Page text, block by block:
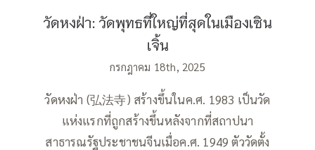
วัดหงฝ่า: วัดพุทธที่ใหญ่ที่สุดในเมืองเซิน
เจิ้น
กรกฎาคม 18th, 2025
วัดหงฝ่า (弘法寺) สร้างขึ้นในค.ศ. 1983 เป็นวัด
แห่งแรกที่ถูกสร้างขึ้นหลังจากที่สถาปนา
สาธารณรัฐประชาชนจีนเมื่อค.ศ. 1949 ตัววัดตั้ง